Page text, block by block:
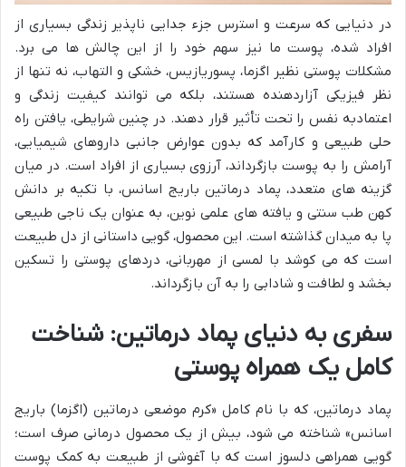
در دنیایی که سرعت و استرس جزء جدایی ناپذیر زندگی بسیاری از
افراد شده، پوست ما نیز سهم خود را از این چالش ها می برد.
مشکلات پوستی نظیر اگزما، پسوریازیس، خشکی و التهاب، نه تنها از
نظر فیزیکی آزاردهنده هستند، بلکه می توانند کیفیت زندگی و
اعتمادبه نفس را تحت تأثیر قرار دهند. در چنین شرایطی، یافتن راه
حلی طبیعی و کارآمد که بدون عوارض جانبی داروهای شیمیایی،
آرامش را به پوست بازگرداند، آرزوی بسیاری از افراد است. در میان
گزینه های متعدد، پماد درماتین باریج اسانس، با تکیه بر دانش
کهن طب سنتی و یافته های علمی نوین، به عنوان یک ناجی طبیعی
پا به میدان گذاشته است. این محصول، گویی داستانی از دل طبیعت
است که می کوشد با لمسی از مهربانی، دردهای پوستی را تسکین
بخشد و لطافت و شادابی را به آن بازگرداند.
سفری به دنیای پماد درماتین: شناخت
کامل یک همراه پوستی
پماد درماتین، که با نام کامل «کرم موضعی درماتین (اگزما) باریج
اسانس» شناخته می شود، بیش از یک محصول درمانی صرف است؛
گویی همراهی دلسوز است که با آغوشی از طبیعت به کمک پوست